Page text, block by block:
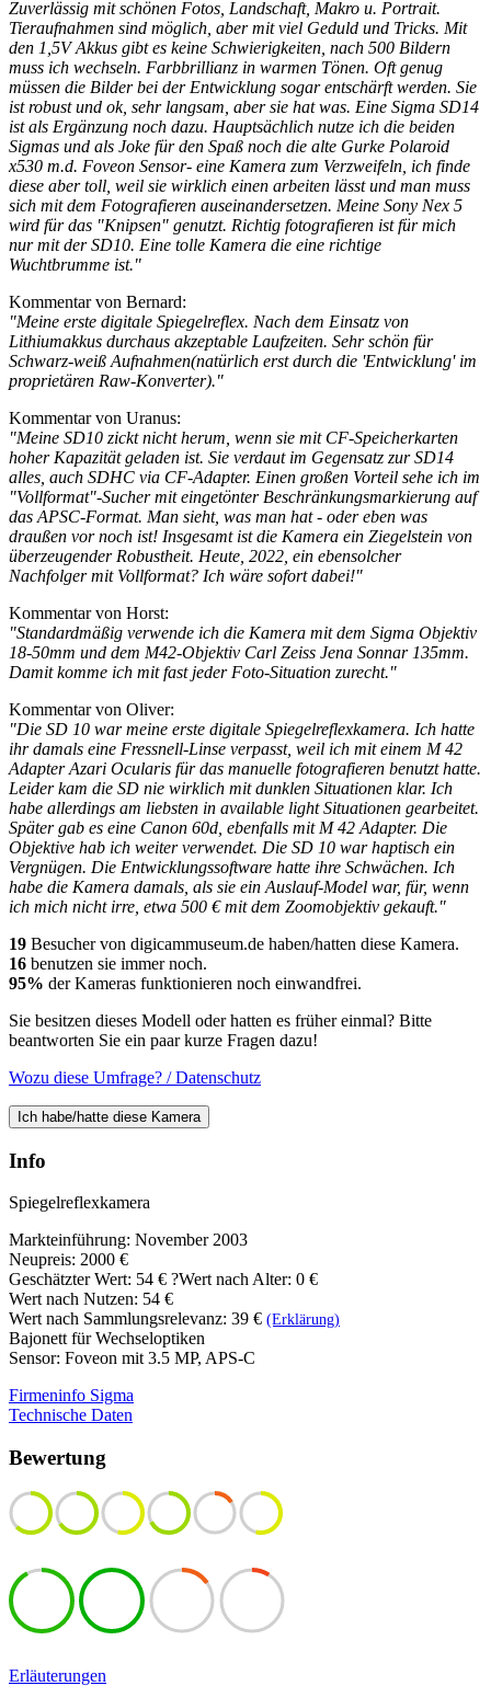
Zuverlässig mit schönen Fotos, Landschaft, Makro u. Portrait.
Tieraufnahmen sind möglich, aber mit viel Geduld und Tricks. Mit
den 1,5V Akkus gibt es keine Schwierigkeiten, nach 500 Bildern
muss ich wechseln. Farbbrillianz in warmen Tönen. Oft genug
müssen die Bilder bei der Entwicklung sogar entschärft werden. Sie
ist robust und ok, sehr langsam, aber sie hat was. Eine Sigma SD14
ist als Ergänzung noch dazu. Hauptsächlich nutze ich die beiden
Sigmas und als Joke für den Spaß noch die alte Gurke Polaroid
x530 m.d. Foveon Sensor- eine Kamera zum Verzweifeln, ich finde
diese aber toll, weil sie wirklich einen arbeiten lässt und man muss
sich mit dem Fotografieren auseinandersetzen. Meine Sony Nex 5
wird für das "Knipsen" genutzt. Richtig fotografieren ist für mich
nur mit der SD10. Eine tolle Kamera die eine richtige
Wuchtbrumme ist."
Kommentar von Bernard:
"Meine erste digitale Spiegelreflex. Nach dem Einsatz von
Lithiumakkus durchaus akzeptable Laufzeiten. Sehr schön für
Schwarz-weiß Aufnahmen(natürlich erst durch die 'Entwicklung' im
proprietären Raw-Konverter)."
Kommentar von Uranus:
"Meine SD10 zickt nicht herum, wenn sie mit CF-Speicherkarten
hoher Kapazität geladen ist. Sie verdaut im Gegensatz zur SD14
alles, auch SDHC via CF-Adapter. Einen großen Vorteil sehe ich im
"Vollformat"-Sucher mit eingetönter Beschränkungsmarkierung auf
das APSC-Format. Man sieht, was man hat - oder eben was
draußen vor noch ist! Insgesamt ist die Kamera ein Ziegelstein von
überzeugender Robustheit. Heute, 2022, ein ebensolcher
Nachfolger mit Vollformat? Ich wäre sofort dabei!"
Kommentar von Horst:
"Standardmäßig verwende ich die Kamera mit dem Sigma Objektiv
18-50mm und dem M42-Objektiv Carl Zeiss Jena Sonnar 135mm.
Damit komme ich mit fast jeder Foto-Situation zurecht."
Kommentar von Oliver:
"Die SD 10 war meine erste digitale Spiegelreflexkamera. Ich hatte
ihr damals eine Fressnell-Linse verpasst, weil ich mit einem M 42
Adapter Azari Ocularis für das manuelle fotografieren benutzt hatte.
Leider kam die SD nie wirklich mit dunklen Situationen klar. Ich
habe allerdings am liebsten in available light Situationen gearbeitet.
Später gab es eine Canon 60d, ebenfalls mit M 42 Adapter. Die
Objektive hab ich weiter verwendet. Die SD 10 war haptisch ein
Vergnügen. Die Entwicklungssoftware hatte ihre Schwächen. Ich
habe die Kamera damals, als sie ein Auslauf-Model war, für, wenn
ich mich nicht irre, etwa 500 € mit dem Zoomobjektiv gekauft."
19 Besucher von digicammuseum.de haben/hatten diese Kamera.
16 benutzen sie immer noch.
95% der Kameras funktionieren noch einwandfrei.
Sie besitzen dieses Modell oder hatten es früher einmal? Bitte
beantworten Sie ein paar kurze Fragen dazu!
Wozu diese Umfrage? / Datenschutz
Ich habe/hatte diese Kamera
Info
Spiegelreflexkamera
Markteinführung: November 2003
Neupreis: 2000 €
Geschätzter Wert: 54 € ?Wert nach Alter: 0 €
Wert nach Nutzen: 54 €
Wert nach Sammlungsrelevanz: 39 € (Erklärung)
Bajonett für Wechseloptiken
Sensor: Foveon mit 3.5 MP, APS-C
Firmeninfo Sigma
Technische Daten
Bewertung
Erläuterungen